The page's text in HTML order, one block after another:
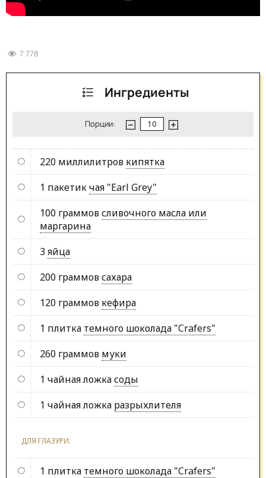
7 778
Ингредиенты
Порции:
220 миллилитров кипятка
1 пакетикчая "Earl Grey"
100 граммовсливочного масла или
маргарина
3 яйца
200 граммовсахара
120 граммов кефира
1 плитка темного шоколада "Crafers"
260 граммов муки
1 чайная ложкасоды
1 чайная ложка разрыхлителя
ДЛЯ ГЛАЗУРИ:
1 плитка темного шоколада "Crafers"